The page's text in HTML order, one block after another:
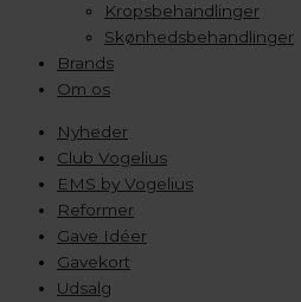
Kropsbehandlinger
Skønhedsbehandlinger
Brands
Om os
Nyheder
Club Vogelius
EMS by Vogelius
Reformer
Gave Idéer
Gavekort
Udsalg